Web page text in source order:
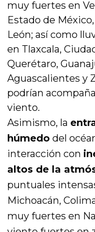
muy fuertes en
Estado de
León; así como
en Tlaxcala,
Querétaro,
Aguascalientes y
podrían
viento.
Asimismo, la
húmedo del
interacción con
altos de la
puntuales
Michoacán,
muy fuertes en